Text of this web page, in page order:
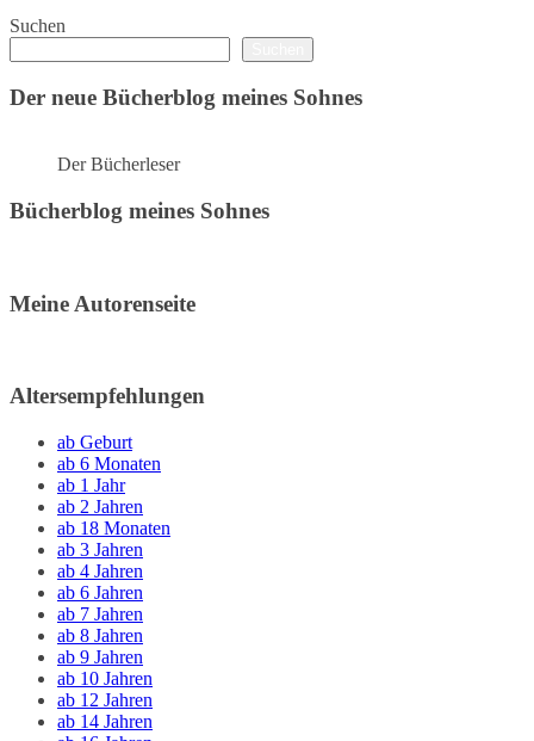
Suchen
Der neue Bücherblog meines Sohnes
Der Bücherleser
Bücherblog meines Sohnes
Meine Autorenseite
Altersempfehlungen
ab Geburt
ab 6 Monaten
ab 1 Jahr
ab 2 Jahren
ab 18 Monaten
ab 3 Jahren
ab 4 Jahren
ab 6 Jahren
ab 7 Jahren
ab 8 Jahren
ab 9 Jahren
ab 10 Jahren
ab 12 Jahren
ab 14 Jahren